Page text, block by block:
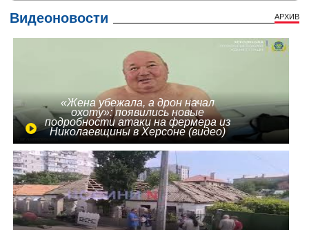
Видеоновости АРХИВ
«Жена убежала, а дрон начал
охоту»: появились новые
подробности атаки на фермера из
Николаевщины в Херсоне (видео)